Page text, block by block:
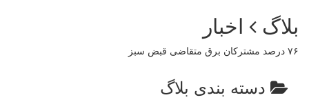
بلاگ اخبار
۷۶ درصد مشترکان برق متقاضی قبض سبز
دسته بندی بلاگ